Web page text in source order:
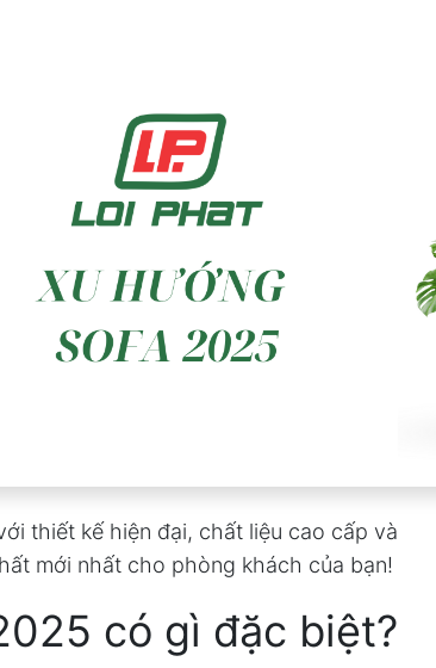
thiết kế hiện đại, chất liệu cao cấp và
mới nhất cho phòng khách của bạn!
có gì đặc biệt?